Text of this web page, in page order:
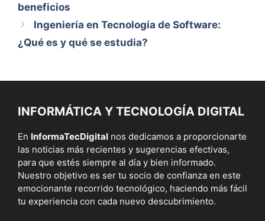
beneficios
Ingeniería en Tecnología de Software:
¿Qué es y qué se estudia?
INFORMÁTICA Y TECNOLOGÍA DIGITAL
En InformaTecDigital nos dedicamos a proporcionarte
las noticias más recientes y sugerencias efectivas,
para que estés siempre al día y bien informado.
Nuestro objetivo es ser tu socio de confianza en este
emocionante recorrido tecnológico, haciendo más fácil
tu experiencia con cada nuevo descubrimiento.